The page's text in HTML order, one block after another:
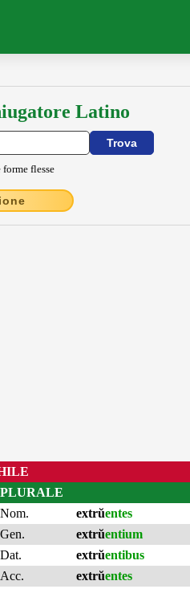
Latino
flesse
PLURALE
Nom.
extrŭentes
Gen.
extrŭentium
Dat.
extrŭentibus
Acc.
extrŭentes